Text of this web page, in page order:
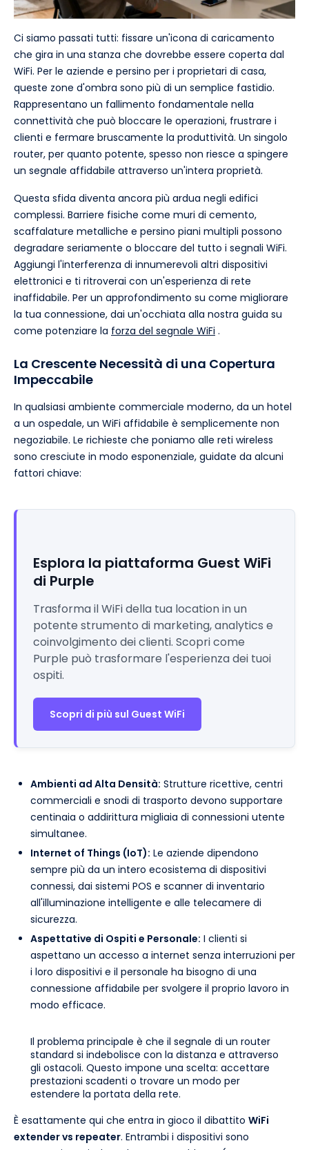
Ci siamo passati tutti: fissare un'icona di caricamento
che gira in una stanza che dovrebbe essere coperta dal
WiFi. Per le aziende e persino per i proprietari di casa,
queste zone d'ombra sono più di un semplice fastidio.
Rappresentano un fallimento fondamentale nella
connettività che può bloccare le operazioni, frustrare i
clienti e fermare bruscamente la produttività. Un singolo
router, per quanto potente, spesso non riesce a spingere
un segnale affidabile attraverso un'intera proprietà.
Questa sfida diventa ancora più ardua negli edifici
complessi. Barriere fisiche come muri di cemento,
scaffalature metalliche e persino piani multipli possono
degradare seriamente o bloccare del tutto i segnali WiFi.
Aggiungi l'interferenza di innumerevoli altri dispositivi
elettronici e ti ritroverai con un'esperienza di rete
inaffidabile. Per un approfondimento su come migliorare
la tua connessione, dai un'occhiata alla nostra guida su
come potenziare la forza del segnale WiFi .
La Crescente Necessità di una Copertura
Impeccabile
In qualsiasi ambiente commerciale moderno, da un hotel
a un ospedale, un WiFi affidabile è semplicemente non
negoziabile. Le richieste che poniamo alle reti wireless
sono cresciute in modo esponenziale, guidate da alcuni
fattori chiave:
Esplora la piattaforma Guest WiFi
di Purple
Trasforma il WiFi della tua location in un
potente strumento di marketing, analytics e
coinvolgimento dei clienti. Scopri come
Purple può trasformare l'esperienza dei tuoi
ospiti.
Scopri di più sul Guest WiFi
Ambienti ad Alta Densità: Strutture ricettive, centri
commerciali e snodi di trasporto devono supportare
centinaia o addirittura migliaia di connessioni utente
simultanee.
Internet of Things (IoT): Le aziende dipendono
sempre più da un intero ecosistema di dispositivi
connessi, dai sistemi POS e scanner di inventario
all'illuminazione intelligente e alle telecamere di
sicurezza.
Aspettative di Ospiti e Personale: I clienti si
aspettano un accesso a internet senza interruzioni per
i loro dispositivi e il personale ha bisogno di una
connessione affidabile per svolgere il proprio lavoro in
modo efficace.
Il problema principale è che il segnale di un router
standard si indebolisce con la distanza e attraverso
gli ostacoli. Questo impone una scelta: accettare
prestazioni scadenti o trovare un modo per
estendere la portata della rete.
È esattamente qui che entra in gioco il dibattito WiFi
extender vs repeater. Entrambi i dispositivi sono